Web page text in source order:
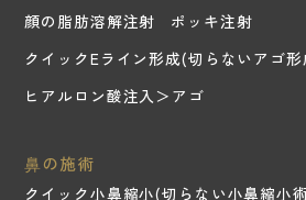
顔の脂肪溶解注射
ポッキ注射
クイックEライン形成(切らないアゴ形
ヒアルロン酸注入＞アゴ
⿐の施術
クイック小鼻縮小(切らない小鼻縮小